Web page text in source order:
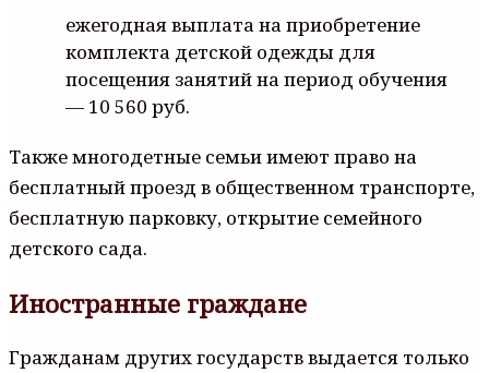
ежегодная выплата на приобретение
комплекта детской одежды для
посещения занятий на период обучения
— 10 560 руб.
Также многодетные семьи имеют право на
бесплатный проезд в общественном транспорте,
бесплатную парковку, открытие семейного
детского сада.
Иностранные граждане
Гражданам других государств выдается только